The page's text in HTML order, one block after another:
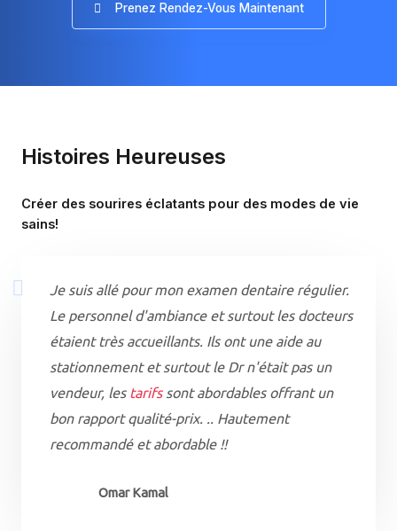
Prenez Rendez-Vous Maintenant
Histoires Heureuses
Créer des sourires éclatants pour des modes de vie
sains!
Je suis allé pour mon examen dentaire régulier.
Le personnel d'ambiance et surtout les docteurs
étaient très accueillants. Ils ont une aide au
stationnement et surtout le Dr n'était pas un
vendeur, les tarifssont abordables offrant un
bon rapport qualité-prix. .. Hautement
recommandé et abordable !!
Omar Kamal